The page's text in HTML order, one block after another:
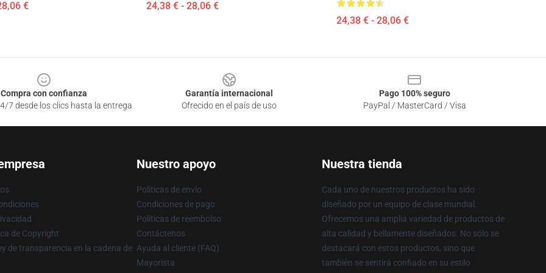
€ 24,38 € - 28,06 €
24,38 € - 28,06 €
Compra con confianza
7 desde los clics hasta la entrega
Garantía internacional
Ofrecido en el país de uso
Pago 100% seguro
PayPal / MasterCard / Visa
de Copyright
de transparencia en la cadena de
Nuestro apoyo
Políticas de envío
Condiciones de pago
Políticas de reembolso
Contáctenos
Ayuda al cliente (FAQ)
Mayorista
Nuestra tienda
Cada uno de nuestros productos ha sido
diseñado por un equipo de clase mundial.
Ofrecemos una amplia variedad de productos de
alta calidad y bellamente diseñados. No sólo se
destacará con estos productos, sino que
también se sentirá confiado en su estilo